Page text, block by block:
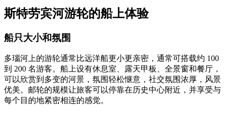
斯特劳宾河游轮的船上体验
船只大小和氛围
多瑙河上的游轮通常比远洋船更小更亲密，通常可搭载约 100
到 200 名游客。船上设有休息室、露天甲板、全景窗和餐厅，
可以欣赏到多变的河景，氛围轻松惬意，社交氛围浓厚，风景
优美。邮轮的规模让旅客可以停靠在历史中心附近，并享受与
每个目的地紧密相连的感觉。